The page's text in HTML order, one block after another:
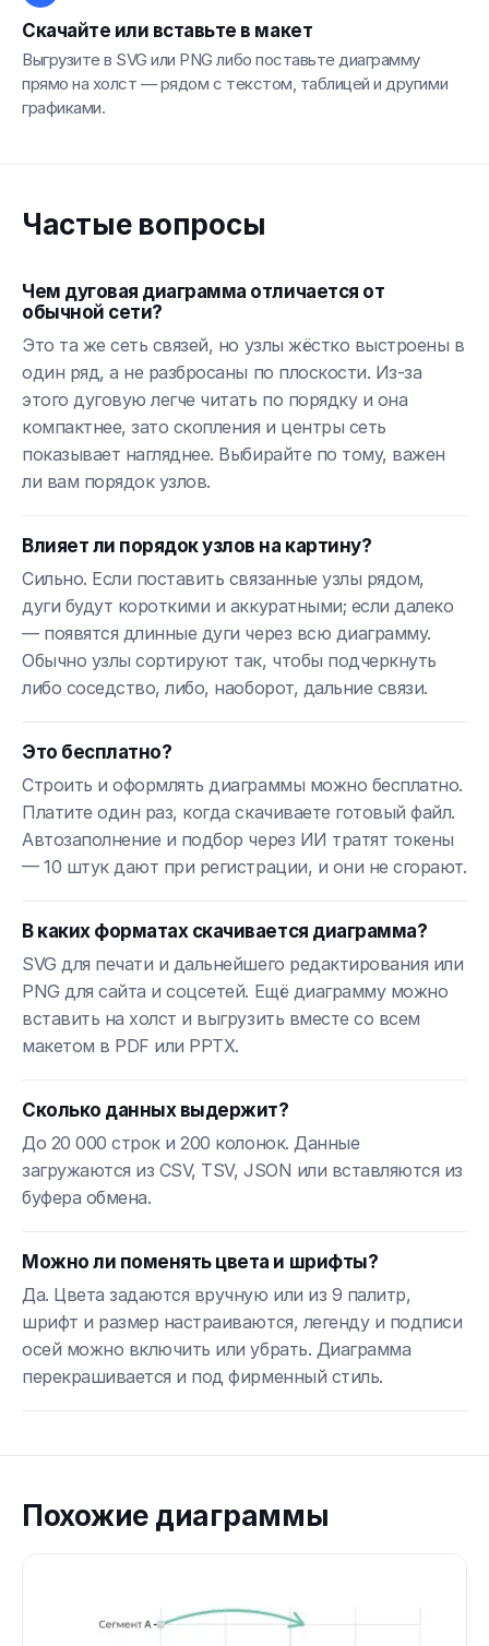
Скачайте или вставьте в макет
Выгрузите в SVG или PNG либо поставьте диаграмму
прямо на холст — рядом с текстом, таблицей и другими
графиками.
Частые вопросы
Чем дуговая диаграмма отличается от
обычной сети?
Это та же сеть связей, но узлы жёстко выстроены в
один ряд, а не разбросаны по плоскости. Из-за
этого дуговую легче читать по порядку и она
компактнее, зато скопления и центры сеть
показывает нагляднее. Выбирайте по тому, важен
ли вам порядок узлов.
Влияет ли порядок узлов на картину?
Сильно. Если поставить связанные узлы рядом,
дуги будут короткими и аккуратными; если далеко
— появятся длинные дуги через всю диаграмму.
Обычно узлы сортируют так, чтобы подчеркнуть
либо соседство, либо, наоборот, дальние связи.
Это бесплатно?
Строить и оформлять диаграммы можно бесплатно.
Платите один раз, когда скачиваете готовый файл.
Автозаполнение и подбор через ИИ тратят токены
— 10 штук дают при регистрации, и они не сгорают.
В каких форматах скачивается диаграмма?
SVG для печати и дальнейшего редактирования или
PNG для сайта и соцсетей. Ещё диаграмму можно
вставить на холст и выгрузить вместе со всем
макетом в PDF или PPTX.
Сколько данных выдержит?
До 20 000 строк и 200 колонок. Данные
загружаются из CSV, TSV, JSON или вставляются из
буфера обмена.
Можно ли поменять цвета и шрифты?
Да. Цвета задаются вручную или из 9 палитр,
шрифт и размер настраиваются, легенду и подписи
осей можно включить или убрать. Диаграмма
перекрашивается и под фирменный стиль.
Похожие диаграммы